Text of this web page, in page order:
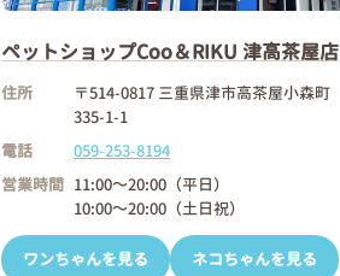
2026年01月16日
ペットショップCoo＆RIKU 津高茶屋店
住所
〒514-0817 三重県津市高茶屋小森町
335-1-1
電話
059-253-8194
営業時間 11:00～20:00（平日）
10:00～20:00（土日祝）
ワンちゃんを見る ネコちゃんを見る